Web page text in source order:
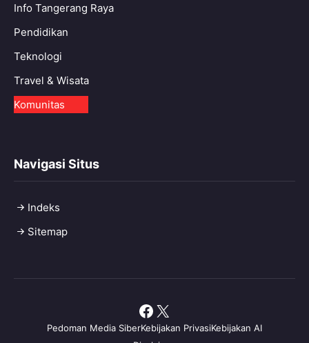
Info Tangerang Raya
Pendidikan
Teknologi
Travel & Wisata
Komunitas
Navigasi Situs
Indeks
Sitemap
Pedoman Media SiberKebijakan PrivasiKebijakan AI
Facebook
X